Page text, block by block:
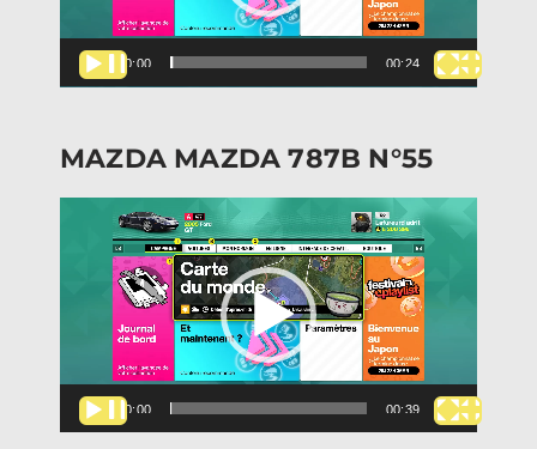
00:00 00:24
MAZDA MAZDA 787B N°55
Lecteur
00:00 00:39